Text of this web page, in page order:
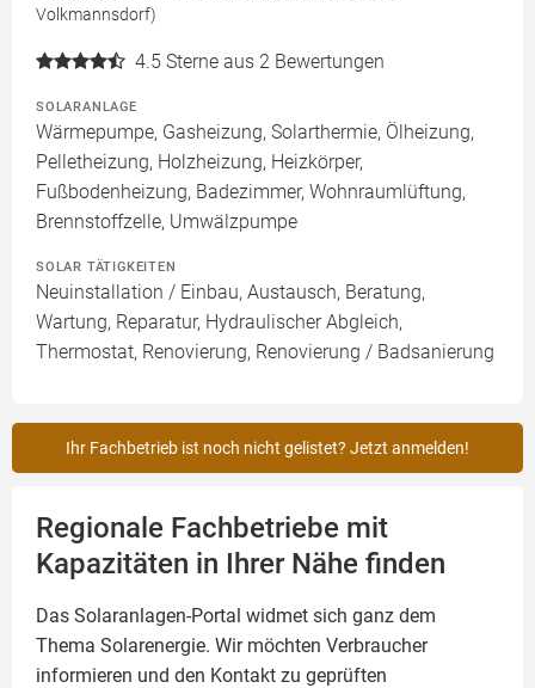
Volkmannsdorf)
4.5 Sterne aus 2 Bewertungen
SOLARANLAGE
Wärmepumpe, Gasheizung, Solarthermie, Ölheizung,
Pelletheizung, Holzheizung, Heizkörper,
Fußbodenheizung, Badezimmer, Wohnraumlüftung,
Brennstoffzelle, Umwälzpumpe
SOLAR TÄTIGKEITEN
Neuinstallation / Einbau, Austausch, Beratung,
Wartung, Reparatur, Hydraulischer Abgleich,
Thermostat, Renovierung, Renovierung / Badsanierung
Ihr Fachbetrieb ist noch nicht gelistet? Jetzt anmelden!
Regionale Fachbetriebe mit
Kapazitäten in Ihrer Nähe finden
Das Solaranlagen-Portal widmet sich ganz dem
Thema Solarenergie. Wir möchten Verbraucher
informieren und den Kontakt zu geprüften